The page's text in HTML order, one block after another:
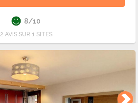
8/10
2 AVIS SUR 1 SITES